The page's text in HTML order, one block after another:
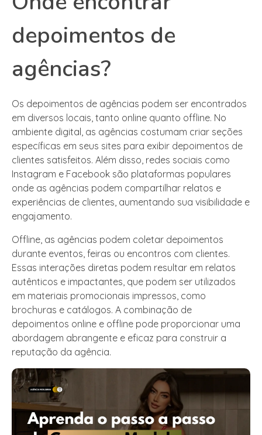
depoimentos de
agências?
Os depoimentos de agências podem ser encontrados
em diversos locais, tanto online quanto offline. No
ambiente digital, as agências costumam criar seções
específicas em seus sites para exibir depoimentos de
clientes satisfeitos. Além disso, redes sociais como
Instagram e Facebook são plataformas populares
onde as agências podem compartilhar relatos e
experiências de clientes, aumentando sua visibilidade e
engajamento.
Offline, as agências podem coletar depoimentos
durante eventos, feiras ou encontros com clientes.
Essas interações diretas podem resultar em relatos
autênticos e impactantes, que podem ser utilizados
em materiais promocionais impressos, como
brochuras e catálogos. A combinação de
depoimentos online e offline pode proporcionar uma
abordagem abrangente e eficaz para construir a
reputação da agência.